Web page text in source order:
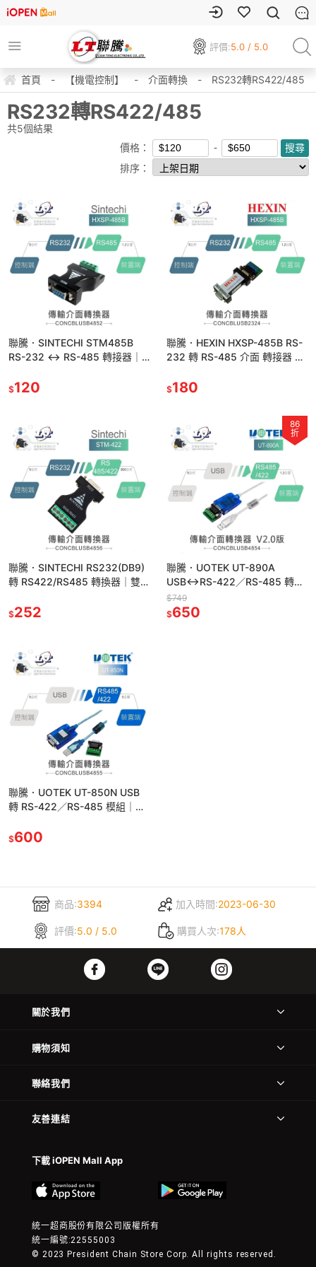
評價:5.0 / 5.0
首頁 - 【機電控制】 - 介面轉換 - RS232轉RS422/485
RS232轉RS422/485
共5個結果
價格：
排序：
聯騰．SINTECHI STM485B
RS-232 ↔ RS-485 轉接器｜2
免外接電源
$120
聯騰．HEXIN HXSP-485B RS-
232 轉 RS-485 介面 轉接器 傳
$180
聯騰．SINTECHI RS232(DB9)
轉 RS422/RS485 轉換器｜雙
點對多點
$252
86
折
聯騰．UOTEK UT-890A
USB↔RS-422／RS-485 轉換
器 V2.0｜光電隔離・免外接電
源
$749
$650
聯騰．UOTEK UT-850N USB
轉 RS-422／RS-485 模組｜
電隔離
$600
商品:3394 加入時間:2023-06-30
評價:5.0 / 5.0 購買人次:178人
關於我們
購物須知
聯絡我們
友善連結
下載 iOPEN Mall App
統一超商股份有限公司版權所有
統一編號:22555003
© 2023 President Chain Store Corp. All rights reserved.